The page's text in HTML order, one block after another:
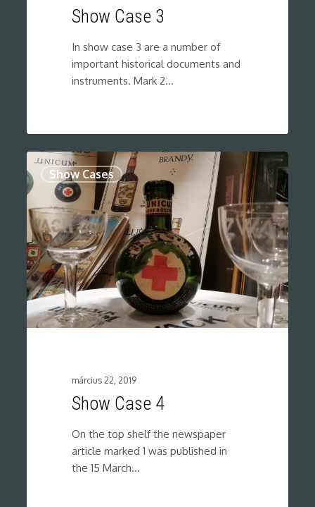
Show Case 3
In show case 3 are a number of
important historical documents and
instruments. Mark 2…
Show Cases
március 22, 2019
Show Case 4
On the top shelf the newspaper
article marked 1 was published in
the 15 March…
0